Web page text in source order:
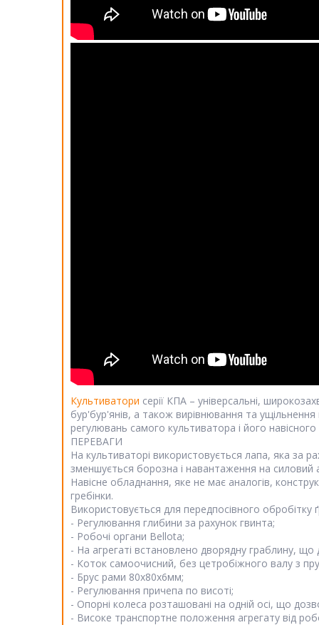
Культиватори серії КПА – універсальні,
бур'бур'янів, а також вирівнювання та ущільнення
регулювань самого культиватора і його
ПЕРЕВАГИ
На культиваторі використовується лапа, яка за
зменшується борозна і навантаження на силовий
Навісне обладнання, яке не має аналогів,
гребінки.
Використовується для передпосівного обробітку
- Регулювання глибини за рахунок гвинта;
- Робочі органи Bellota;
- На агрегаті встановлено дворядну граблину,
- Коток самоочисний, без цетробіжного валу з
- Брус рами 80х80х6мм;
- Регулювання причепа по висоті;
- Опорні колеса розташовані на одній осі, що
- Високе транспортне положення агрегату від